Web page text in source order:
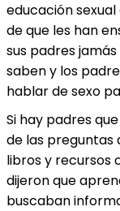
educación
de que les han
sus padres
saben y los
hablar de sexo
Si hay padres
de las preguntas
libros y recursos
dijeron que
buscaban